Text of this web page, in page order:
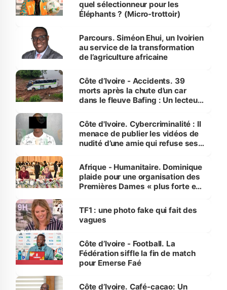
quel sélectionneur pour les
Éléphants ? (Micro-trottoir)
Parcours. Siméon Ehui, un Ivoirien
au service de la transformation
de l’agriculture africaine
Côte d’Ivoire - Accidents. 39
morts après la chute d’un car
dans le fleuve Bafing : Un lecteur
des Transports
Côte d'Ivoire. Cybercriminalité : Il
menace de publier les vidéos de
nudité d’une amie qui refuse ses
Afrique - Humanitaire. Dominique
plaide pour une organisation des
Premières Dames « plus forte et
sur la scène internationale »
TF1 : une photo fake qui fait des
vagues
Côte d’Ivoire - Football. La
Fédération siffle la fin de match
pour Emerse Faé
Côte d’Ivoire. Café-cacao: Un